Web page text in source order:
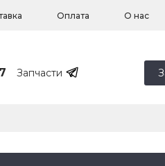
Оплата О нас
Запчасти